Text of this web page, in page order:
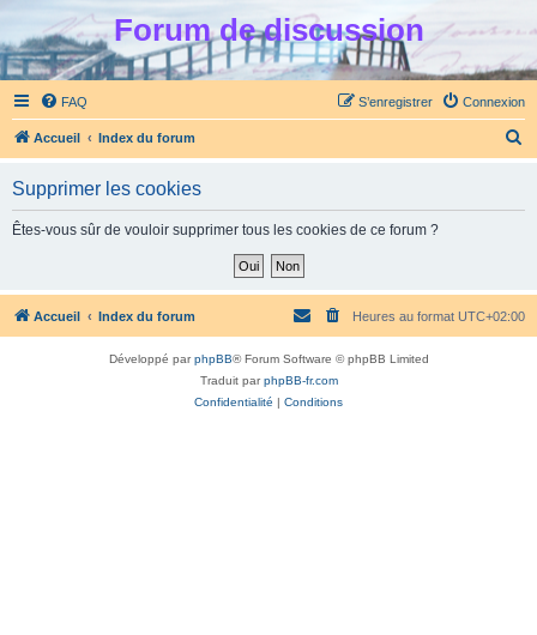
Forum de discussion
FAQ Connexion
S’enregistrer
Accueil Index du forum
h
Supprimer les cookies
Êtes-vous sûr de vouloir supprimer tous les cookies de ce forum ?
Accueil Index du forum Heures au format UTC+02:00
Développé parphpBB® Forum Software © phpBB Limited
Traduit parphpBB-fr.com
Confidentialité | Conditions